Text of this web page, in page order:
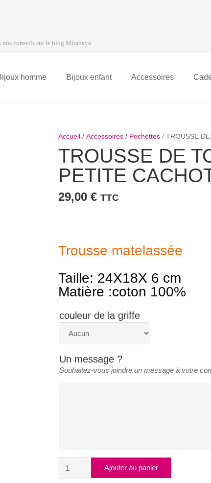
nos conseils sur le blog Mitabaya
homme Bijoux enfant Accessoires
Accueil/ Accessoires/ Pochettes/ TROUSSE DE
TROUSSE DE
PETITE
29,00 € TTC
Trousse matelassée
Taille: 24X18X 6 cm
Matière :coton 100%
couleur de la griffe
Un message ?
Souhaitez-vous joindre un message à votre
Ajouter au panier